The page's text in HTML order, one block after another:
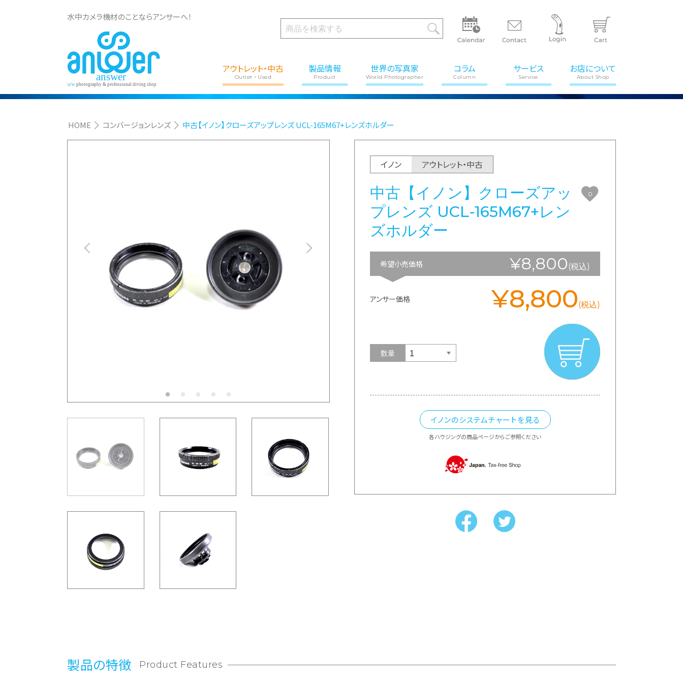
水中カメラ機材のことならアンサーへ！
アウトレット・中古
Outlet・Used
製品情報
Product
世界の写真家
World Photographer
コラム
Column
サービス
Service
お店について
About Shop
HOME コンバージョンレンズ 中古【イノン】クローズアップレンズ UCL-165M67+レンズホルダー
イノン アウトレット・中古
中古【イノン】クローズアッ
プレンズ UCL-165M67+レン
ズホルダー
0
希望小売価格 ¥8,800 (税込)
アンサー価格 ¥8,800(税込)
数量
イノンのシステムチャートを見る
各ハウジングの商品ページからご参照ください
製品の特徴 Product Features